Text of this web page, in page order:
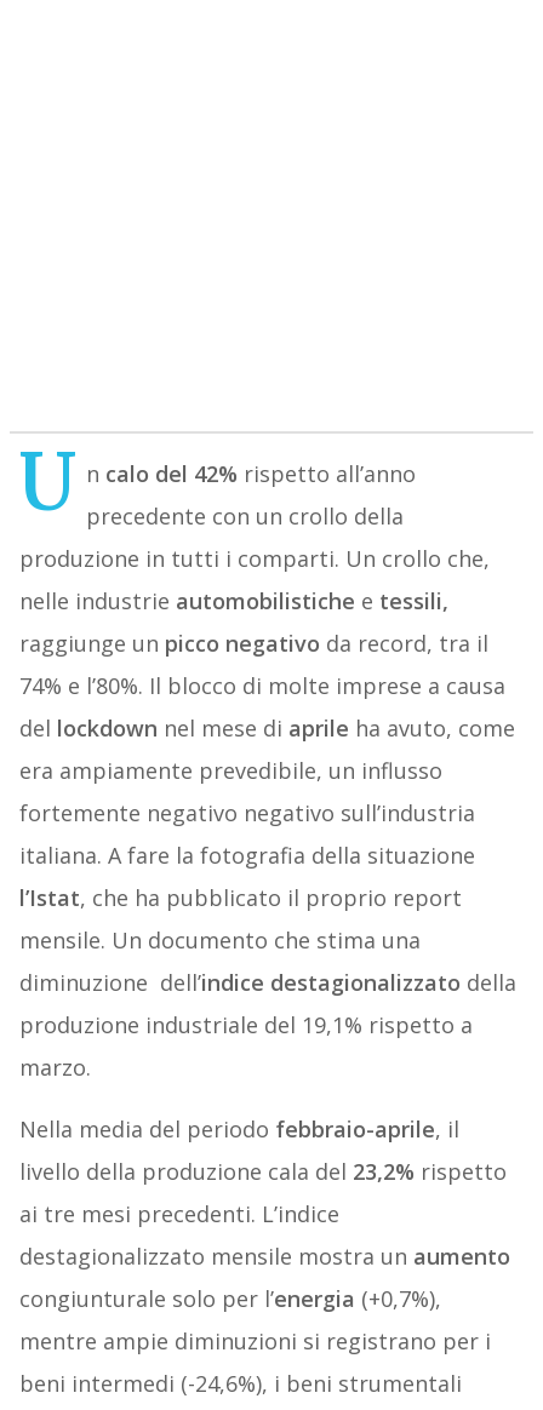
U n calo del 42% rispetto all’anno
precedente con un crollo della
produzione in tutti i comparti. Un crollo che,
nelle industrie automobilistiche e tessili,
raggiunge un picco negativo da record, tra il
74% e l’80%. Il blocco di molte imprese a causa
del lockdown nel mese di aprile ha avuto, come
era ampiamente prevedibile, un influsso
fortemente negativo negativo sull’industria
italiana. A fare la fotografia della situazione
l’Istat, che ha pubblicato il proprio report
mensile. Un documento che stima una
diminuzione dell’indice destagionalizzato della
produzione industriale del 19,1% rispetto a
marzo.
Nella media del periodo febbraio-aprile, il
livello della produzione cala del 23,2% rispetto
ai tre mesi precedenti. L’indice
destagionalizzato mensile mostra un aumento
congiunturale solo per l’energia (+0,7%),
mentre ampie diminuzioni si registrano per i
beni intermedi (-24,6%), i beni strumentali